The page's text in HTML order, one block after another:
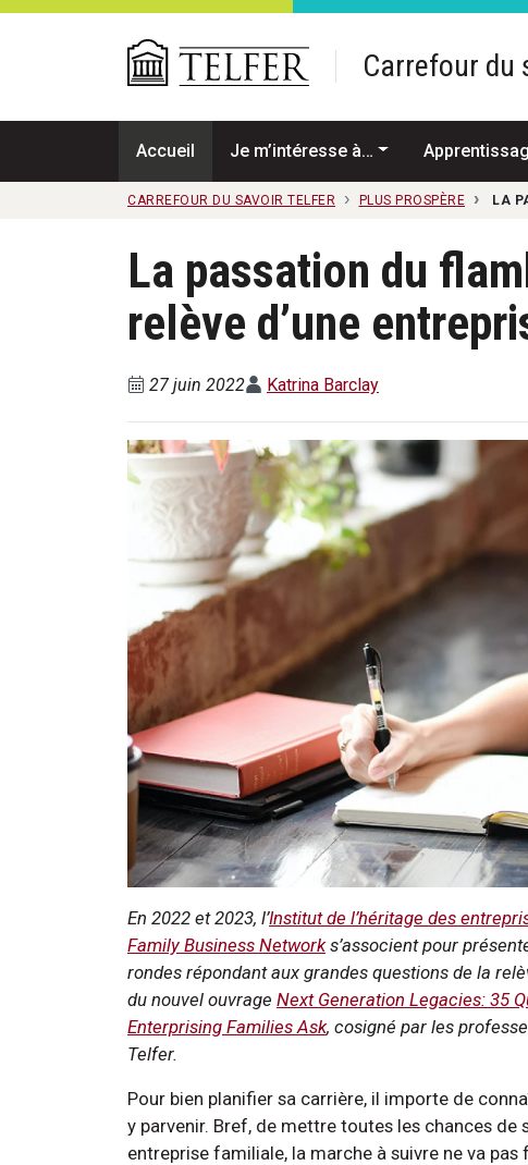
Passer au contenu principal
Carrefour du
Accueil Je m’intéresse à…
CARREFOUR DU SAVOIR TELFER PLUS PROSPÈRE LA
La passation du
relève d’une
27 juin 2022 Katrina Barclay
En 2022 et 2023, l’Institut de l’héritage des
Family Business Networks’associent pour
rondes répondant aux grandes questions de la
du nouvel ouvrage Next Generation Legacies: 35
Enterprising Families Ask, cosigné par les
Telfer.
Pour bien planifier sa carrière, il importe de
y parvenir. Bref, de mettre toutes les chances de
entreprise familiale, la marche à suivre ne va